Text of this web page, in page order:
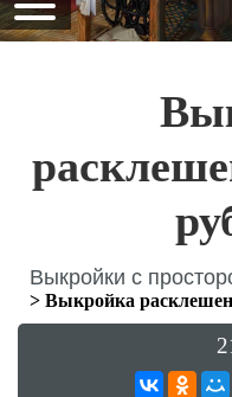
Выкройки с
> Выкройка